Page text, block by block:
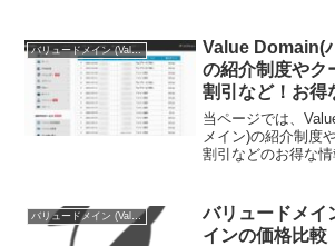
客様ご登録の上記
て、ドメイン...
バリュードメイン (Value Domain)
Value Domain(
の紹介制度やク
割引など！お得
当ページでは、
メイン)の紹介制度
割引などのお得な
考にしてください
ュードメイ...
バリュードメイン (Value Domain)
バリュードメイ
インの価格比較